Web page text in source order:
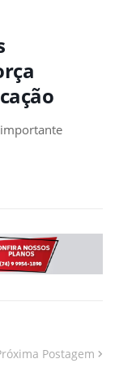
Postagem